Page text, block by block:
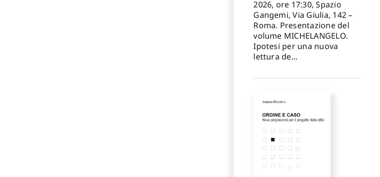
2026, ore 17:30, Spazio
Gangemi, Via Giulia, 142 –
Roma. Presentazione del
volume MICHELANGELO.
Ipotesi per una nuova
lettura de...